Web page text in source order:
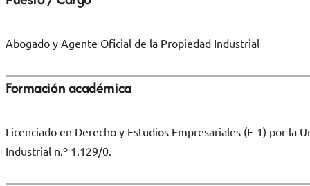
Abogado y Agente Oficial de la Propiedad Industrial
Formación académica
Licenciado en Derecho y Estudios Empresariales (E-1) por la
Industrial n.º 1.129/0.